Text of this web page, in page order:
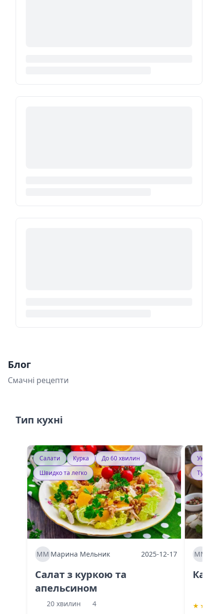
Блог
Смачні рецепти
Тип кухні
Салати Курка
До 60 хвилин
Швидко та легко
ММ Марина Мельник 2025-12-17
Салат з куркою та
апельсином
20 хвилин
4
ММ
★ ★